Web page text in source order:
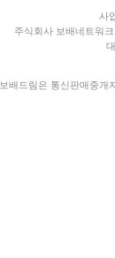
사
주식회사 보배네트워크
보배드림은 통신판매중개